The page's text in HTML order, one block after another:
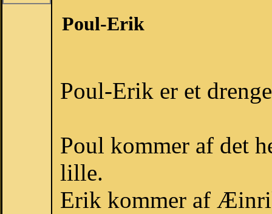
Poul-Erik
Poul-Erik er et
Poul kommer af det
lille.
Erik kommer af